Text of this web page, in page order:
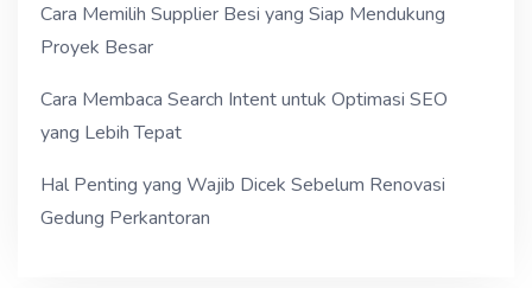
Cara Memilih Supplier Besi yang Siap Mendukung
Proyek Besar
Cara Membaca Search Intent untuk Optimasi SEO
yang Lebih Tepat
Hal Penting yang Wajib Dicek Sebelum Renovasi
Gedung Perkantoran